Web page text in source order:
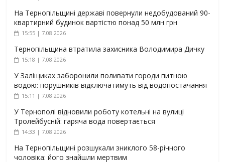
На Тернопільщині державі повернули недобудований 90-
квартирний будинок вартістю понад 50 млн грн
15:55 | 7.08.2026
Тернопільщина втратила захисника Володимира Дичку
15:18 | 7.08.2026
У Заліщиках заборонили поливати городи питною
водою: порушників відключатимуть від водопостачання
15:11 | 7.08.2026
У Тернополі відновили роботу котельні на вулиці
Тролейбусній: гаряча вода повертається
14:33 | 7.08.2026
На Тернопільщині розшукали зниклого 58-річного
чоловіка: його знайшли мертвим